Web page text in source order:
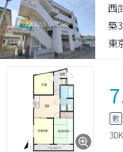
西
築
東
敷
3DK